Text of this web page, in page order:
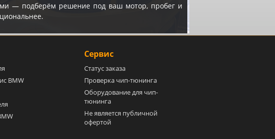
— подберём решение под ваш мотор, пробег и
BMW
Сервис
Статус заказа
Проверка чип-тюнинга
Оборудование для чип-
тюнинга
Не является публичной
офертой